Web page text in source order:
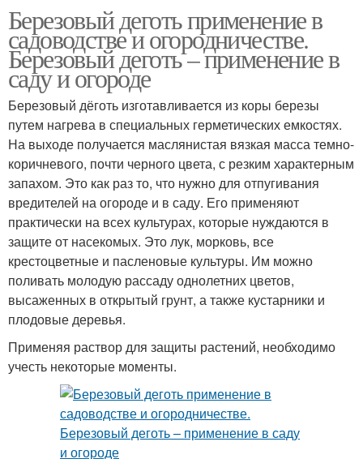
Березовый деготь применение в
садоводстве и огородничестве.
Березовый деготь – применение в
саду и огороде
Березовый дёготь изготавливается из коры березы
путем нагрева в специальных герметических емкостях.
На выходе получается маслянистая вязкая масса темно-
коричневого, почти черного цвета, с резким характерным
запахом. Это как раз то, что нужно для отпугивания
вредителей на огороде и в саду. Его применяют
практически на всех культурах, которые нуждаются в
защите от насекомых. Это лук, морковь, все
крестоцветные и пасленовые культуры. Им можно
поливать молодую рассаду однолетних цветов,
высаженных в открытый грунт, а также кустарники и
плодовые деревья.
Применяя раствор для защиты растений, необходимо
учесть некоторые моменты.